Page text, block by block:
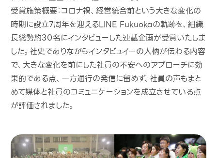
受賞施策概要：コロナ禍、経営統合前という大きな変化の
時期に設立7周年を迎えるLINE Fukuokaの軌跡を、組織
長総勢約30名にインタビューした連載企画が受賞いたしま
した。社史でありながらインタビュイーの人柄が伝わる内容
で、大きな変化を前にした社員の不安へのアプローチに効
果的である点、一方通行の発信に留めず、社員の声もまと
めて媒体と社員のコミュニケーションを成立させている点
が評価されました。